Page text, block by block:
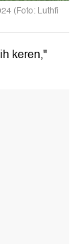
(Foto: Luthfi
keren,"